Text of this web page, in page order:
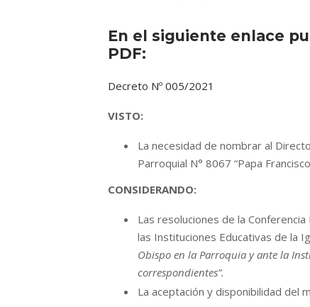
En el siguiente enlace
PDF:
Decreto Nº 005/2021
VISTO:
La necesidad de nombrar al
Parroquial N° 8067 “Papa
CONSIDERANDO:
Las resoluciones de la
las Instituciones Educativas de la
Obispo en la Parroquia y ante la
correspondientes”.
La aceptación y disponibilidad del